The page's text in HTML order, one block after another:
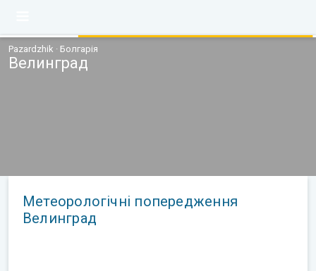
Pazardzhik · Болгарія
Велинград
Метеорологічні попередження
Велинград